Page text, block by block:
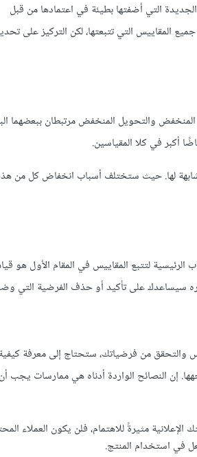
التي أضفتها بطيئة في اعتمادها من قبل
المقاييس التي تتبعتها، لكن التركيز على
المنخفض والتحويل المنخفض مرتبطان ببعضهما
أكبر في كلا المقياسين.
لها. حيث ستختلف أسباب انخفاض كل من
لتتبع المقاييس في المقام الأول هو
سيساعدك على تأكيد أو حذف الفرضية التي
والتحقق من فرضياتك، ستحتاج إلى معرفة
إن النصائح الواردة أدناه هي ممارسات يجب أن
مثيرةً للاهتمام، فلن يكون العملاء
في استخدام المنتج.